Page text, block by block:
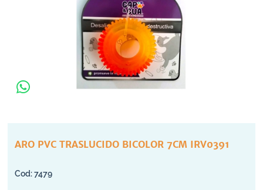
ARO PVC TRASLUCIDO BICOLOR 7CM IRV0391
7479